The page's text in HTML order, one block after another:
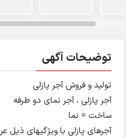
توضیحات آگهی
تولید و فروش آجر پازلی
آجر پازلی ، آجر نمای دو طرفه
ساخت = نما
آجرهای پازلی با ویژگیهای ذیل